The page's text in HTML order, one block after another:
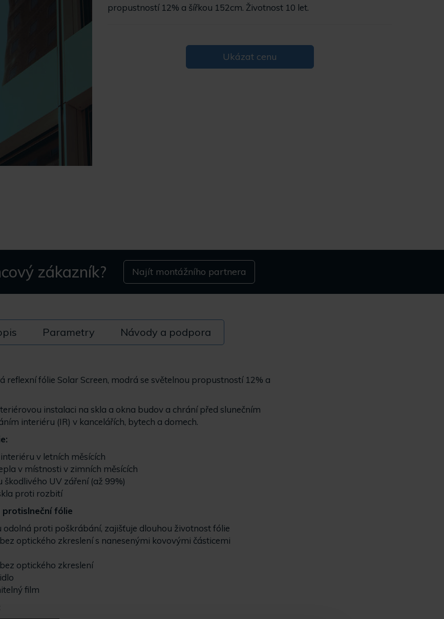
propustností 12% a šířkou 152cm. Životnost 10 let.
Ukázat cenu
zákazník? Najít montážního partnera
Parametry Návody a podpora
reflexní fólie Solar Screen, modrá se světelnou propustností 12% a
instalaci na skla a okna budov a chrání před slunečním
interiéru (IR) v kancelářích, bytech a domech.
v letních měsících
v místnosti v zimních měsících
UV záření (až 99%)
proti rozbití
protislneční fólie
proti poškrábání, zajišťuje dlouhou životnost fólie
optického zkreslení s nanesenými kovovými částicemi
optického zkreslení
film